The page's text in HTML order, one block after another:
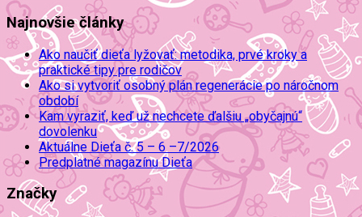
Najnovšie články
Ako naučiť dieťa lyžovať: metodika, prvé kroky a
praktické tipy pre rodičov
Ako si vytvoriť osobný plán regenerácie po náročnom
období
Kam vyraziť, keď už nechcete ďalšiu „obyčajnú“
dovolenku
Aktuálne Dieťa č. 5 – 6 –7/2026
Predplatné magazínu Dieťa
Značky